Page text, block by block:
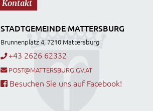
Kontakt
STADTGEMEINDE MATTERSBURG
Brunnenplatz 4, 7210 Mattersburg
+43 2626 62332
POST@MATTERSBURG.GV.AT
Besuchen Sie uns auf Facebook!